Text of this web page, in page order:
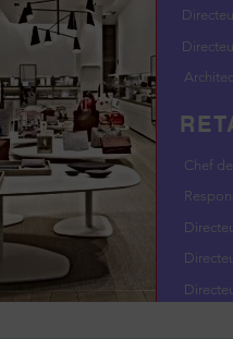
Chef